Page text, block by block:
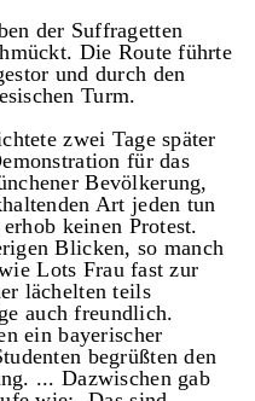
der Suffragetten
Die Route führte
und durch den
Turm.
zwei Tage später
für das
Bevölkerung,
Art jeden tun
keinen Protest.
Blicken, so manch
Lots Frau fast zur
lächelten teils
auch freundlich.
ein bayerischer
begrüßten den
... Dazwischen gab